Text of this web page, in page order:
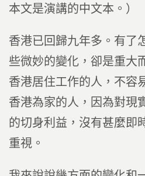
本文是演講的中文本。）
香港已回歸九年多。有了
些微妙的變化，卻是重大
香港居住工作的人，不容
香港為家的人，因為對現
的切身利益，沒有甚麼即
重視。